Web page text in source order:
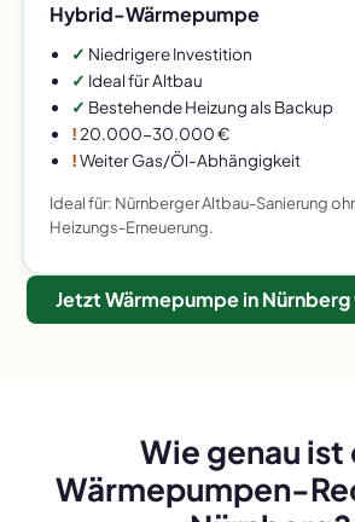
Hybrid-Wärmepumpe
✓ Niedrigere Investition
✓ Ideal für Altbau
✓ Bestehende Heizung als Backup
!20.000-30.000 €
!Weiter Gas/Öl-Abhängigkeit
Ideal für: Nürnberger Altbau-Sanierung
Heizungs-Erneuerung.
Jetzt Wärmepumpe in
Wie genau ist
Wärmepumpen-